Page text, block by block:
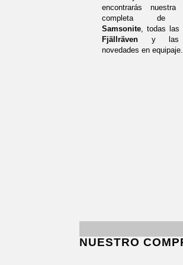
encontrarás nuestra
completa
Samsonite , todas las
Fjällräven y las
novedades en equipaje.
NUESTRO